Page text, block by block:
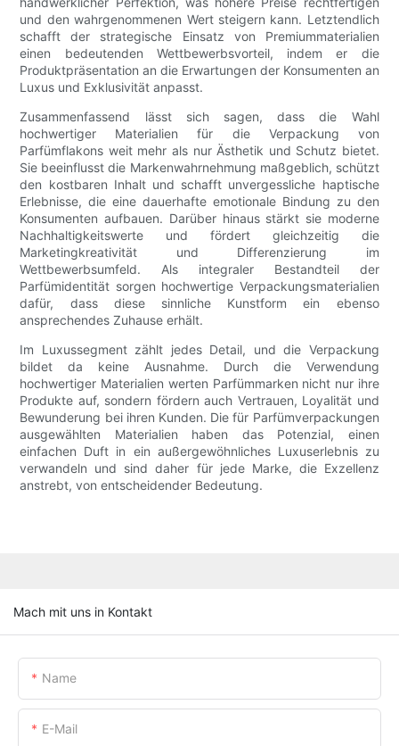
und den wahrgenommenen Wert steigern kann. Letztendlich
schafft der strategische Einsatz von Premiummaterialien
einen bedeutenden Wettbewerbsvorteil, indem er die
Produktpräsentation an die Erwartungen der Konsumenten an
Luxus und Exklusivität anpasst.
Zusammenfassend lässt sich sagen, dass die Wahl
hochwertiger Materialien für die Verpackung von
Parfümflakons weit mehr als nur Ästhetik und Schutz bietet.
Sie beeinflusst die Markenwahrnehmung maßgeblich, schützt
den kostbaren Inhalt und schafft unvergessliche haptische
Erlebnisse, die eine dauerhafte emotionale Bindung zu den
Konsumenten aufbauen. Darüber hinaus stärkt sie moderne
Nachhaltigkeitswerte und fördert gleichzeitig die
Marketingkreativität und Differenzierung im
Wettbewerbsumfeld. Als integraler Bestandteil der
Parfümidentität sorgen hochwertige Verpackungsmaterialien
dafür, dass diese sinnliche Kunstform ein ebenso
ansprechendes Zuhause erhält.
Im Luxussegment zählt jedes Detail, und die Verpackung
bildet da keine Ausnahme. Durch die Verwendung
hochwertiger Materialien werten Parfümmarken nicht nur ihre
Produkte auf, sondern fördern auch Vertrauen, Loyalität und
Bewunderung bei ihren Kunden. Die für Parfümverpackungen
ausgewählten Materialien haben das Potenzial, einen
einfachen Duft in ein außergewöhnliches Luxuserlebnis zu
verwandeln und sind daher für jede Marke, die Exzellenz
anstrebt, von entscheidender Bedeutung.
Mach mit uns in Kontakt
Name
E-Mail